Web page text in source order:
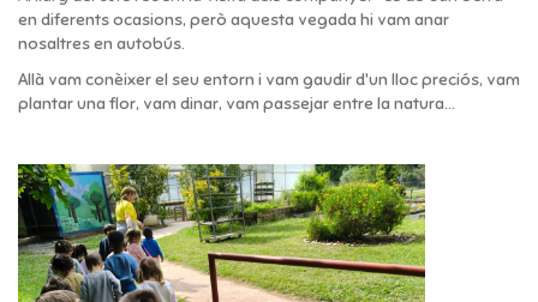
en diferents ocasions, però aquesta vegada hi vam anar
nosaltres en autobús.
Allà vam conèixer el seu entorn i vam gaudir d'un lloc preciós, vam
plantar una flor, vam dinar, vam passejar entre la natura...